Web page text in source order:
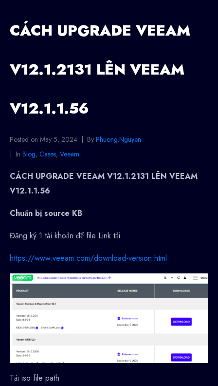
CÁCH UPGRADE VEEAM
V12.1.2131 LÊN VEEAM
V12.1.1.56
Posted on May 5, 2024 By Phuong.Nguyen
In Blog, Cases, Veeam
CÁCH UPGRADE VEEAM V12.1.2131 LÊN VEEAM
V12.1.1.56
Chuẩn bị source KB
Đăng ký 1 tài khoản để file Link tải
https://www.veeam.com/download-version.html
Tải iso file path